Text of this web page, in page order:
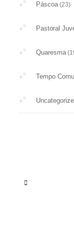
Páscoa(23)
Pastoral
Quaresma
Tempo